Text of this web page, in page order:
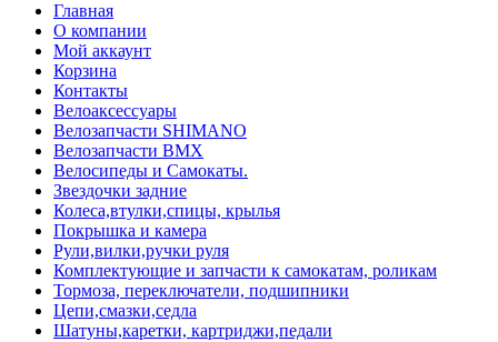
Главная
О компании
Мой аккаунт
Корзина
Контакты
Велоаксессуары
Велозапчасти SHIMANO
Велозапчасти BMX
Велосипеды и Самокаты.
Звездочки задние
Колеса,втулки,спицы, крылья
Покрышка и камера
Рули,вилки,ручки руля
Комплектующие и запчасти к самокатам, роликам
Тормоза, переключатели, подшипники
Цепи,смазки,седла
Шатуны,каретки, картриджи,педали